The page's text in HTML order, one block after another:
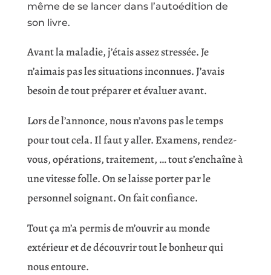
même de se lancer dans l’autoédition de
son livre.
Avant la maladie, j’étais assez stressée. Je
n’aimais pas les situations inconnues. J’avais
besoin de tout préparer et évaluer avant.
Lors de l’annonce, nous n’avons pas le temps
pour tout cela. Il faut y aller. Examens, rendez-
vous, opérations, traitement, … tout s’enchaîne à
une vitesse folle. On se laisse porter par le
personnel soignant. On fait confiance.
Tout ça m’a permis de m’ouvrir au monde
extérieur et de découvrir tout le bonheur qui
nous entoure.